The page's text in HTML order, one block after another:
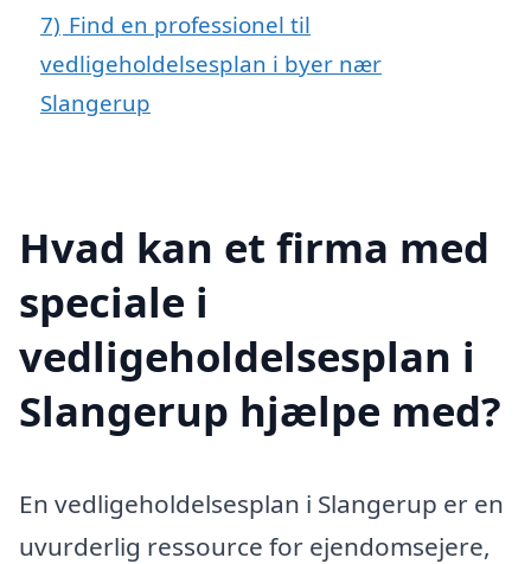
7) Find en professionel til
vedligeholdelsesplan i byer nær
Slangerup
Hvad kan et firma med
speciale i
vedligeholdelsesplan i
Slangerup hjælpe med?
En vedligeholdelsesplan i Slangerup er en
uvurderlig ressource for ejendomsejere,